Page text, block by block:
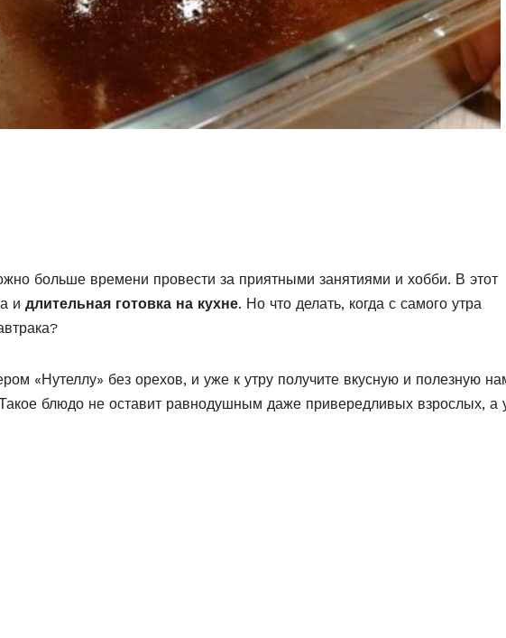
больше времени провести за приятными занятиями и хобби. В этот
и длительная готовка на кухне. Но что делать, когда с самого утра
«Нутеллу» без орехов, и уже к утру получите вкусную и полезную
блюдо не оставит равнодушным даже привередливых взрослых, а